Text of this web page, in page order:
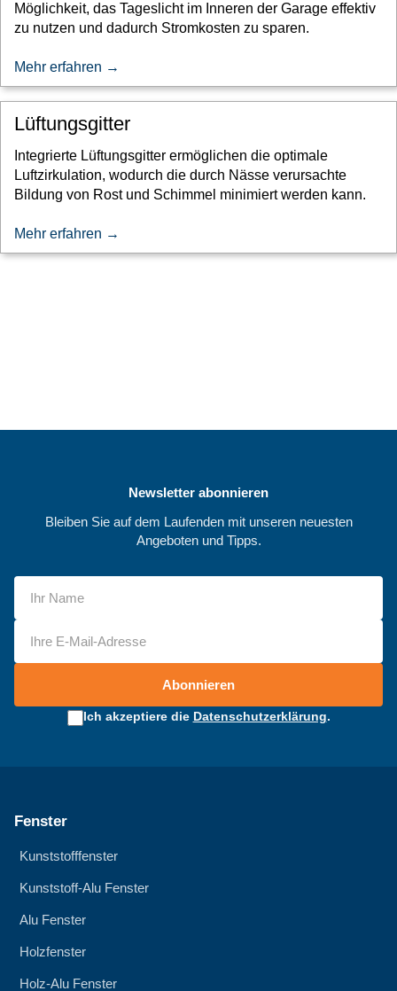
Möglichkeit, das Tageslicht im Inneren der Garage effektiv
zu nutzen und dadurch Stromkosten zu sparen.
Mehr erfahren →
Lüftungsgitter
Integrierte Lüftungsgitter ermöglichen die optimale
Luftzirkulation, wodurch die durch Nässe verursachte
Bildung von Rost und Schimmel minimiert werden kann.
Mehr erfahren →
Newsletter abonnieren
Bleiben Sie auf dem Laufenden mit unseren neuesten
Angeboten und Tipps.
Abonnieren
Ich akzeptiere die Datenschutzerklärung.
Fenster
Kunststofffenster
Kunststoff-Alu Fenster
Alu Fenster
Holzfenster
Holz-Alu Fenster